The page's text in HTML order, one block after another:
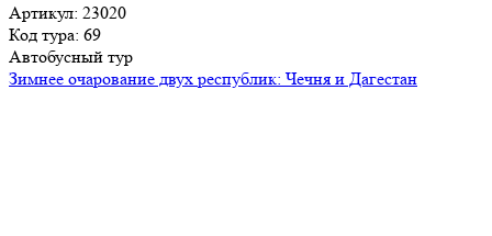
Артикул: 23020
Код тура: 69
Автобусный тур
Зимнее очарование двух республик: Чечня и Дагестан